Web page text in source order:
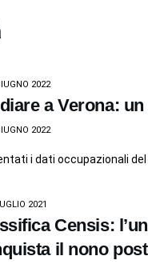
2022
a Verona:
2022
i dati occupazionali
2021
Censis:
il nono